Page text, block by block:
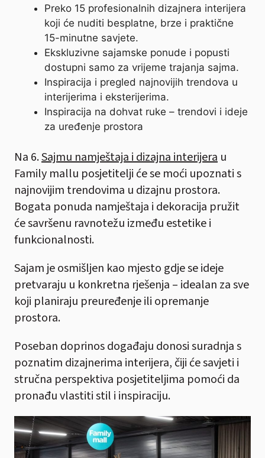
Preko 15 profesionalnih dizajnera interijera
koji će nuditi besplatne, brze i praktične
15-minutne savjete.
Ekskluzivne sajamske ponude i popusti
dostupni samo za vrijeme trajanja sajma.
Inspiracija i pregled najnovijih trendova u
interijerima i eksterijerima.
Inspiracija na dohvat ruke – trendovi i ideje
za uređenje prostora
Na 6.Sajmu namještaja i dizajna interijera u
Family mallu posjetitelji će se moći upoznati s
najnovijim trendovima u dizajnu prostora.
Bogata ponuda namještaja i dekoracija pružit
će savršenu ravnotežu između estetike i
funkcionalnosti.
Sajam je osmišljen kao mjesto gdje se ideje
pretvaraju u konkretna rješenja – idealan za sve
koji planiraju preuređenje ili opremanje
prostora.
Poseban doprinos događaju donosi suradnja s
poznatim dizajnerima interijera, čiji će savjeti i
stručna perspektiva posjetiteljima pomoći da
pronađu vlastiti stil i inspiraciju.